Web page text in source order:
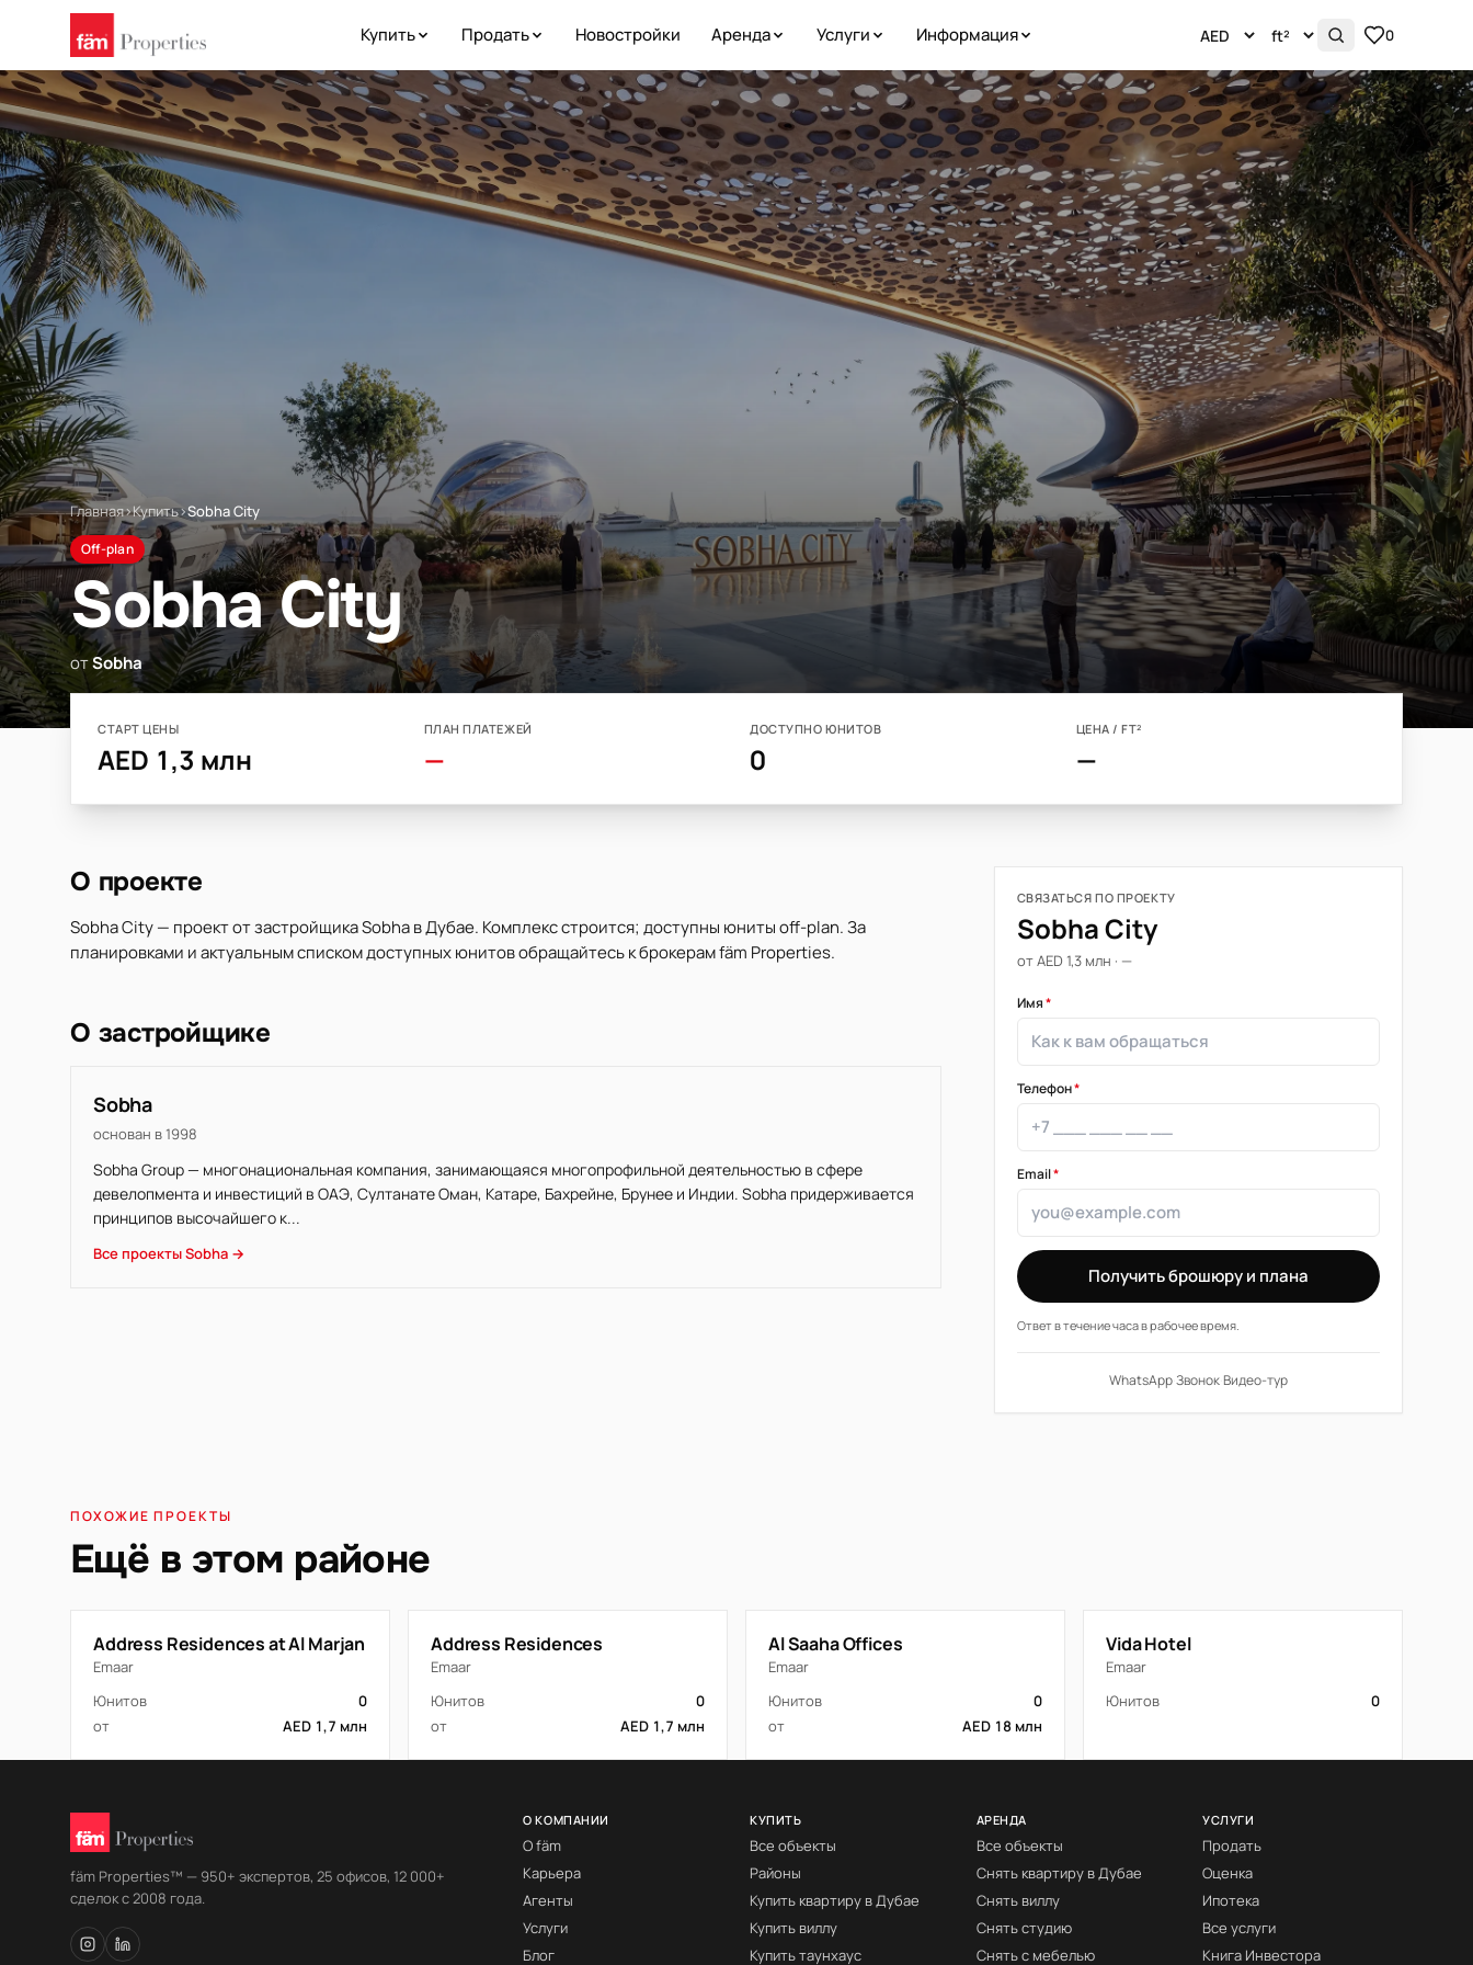
Купить Продать Новостройки Аренда Услуги Информация 0
Главная›Купить›Sobha City
Off-plan
Sobha City
отSobha
СТАРТ ЦЕНЫ
AED 1,3 млн
ПЛАН ПЛАТЕЖЕЙ
—
ДОСТУПНО ЮНИТОВ
0
ЦЕНА / FT²
—
О проекте
Sobha City — проект от застройщика Sobha в Дубае. Комплекс строится; доступны юниты off-plan. За
планировками и актуальным списком доступных юнитов обращайтесь к брокерам fäm Properties.
О застройщике
Sobha
основан в 1998
Sobha Group — многонациональная компания, занимающаяся многопрофильной деятельностью в сфере
девелопмента и инвестиций в ОАЭ, Султанате Оман, Катаре, Бахрейне, Брунее и Индии. Sobha придерживается
принципов высочайшего к...
Все проекты Sobha →
СВЯЗАТЬСЯ ПО ПРОЕКТУ
Sobha City
от AED 1,3 млн · —
Имя*
Телефон*
Email*
Получить брошюру и плана
Ответ в течение часа в рабочее время.
WhatsApp·Звонок·Видео-тур
ПОХОЖИЕ ПРОЕКТЫ
Ещё в этом районе
Address Residences at Al Marjan
Emaar
Юнитов
0
от
AED 1,7 млн
Address Residences
Emaar
Юнитов
0
от
AED 1,7 млн
Al Saaha Offices
Emaar
Юнитов
0
от
AED 18 млн
Vida Hotel
Emaar
Юнитов
0
fäm Properties™ — 950+ экспертов, 25 офисов, 12 000+
сделок с 2008 года.
О КОМПАНИИ
О fäm
Карьера
Агенты
Услуги
Блог
КУПИТЬ
Все объекты
Районы
Купить квартиру в Дубае
Купить виллу
Купить таунхаус
АРЕНДА
Все объекты
Снять квартиру в Дубае
Снять виллу
Снять студию
Снять с мебелью
УСЛУГИ
Продать
Оценка
Ипотека
Все услуги
Книга Инвестора